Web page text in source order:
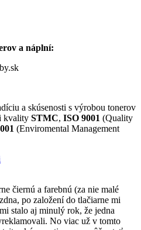
a náplní:
a skúsenosti s výrobou tonerov
kvality STMC, ISO 9001 (Quality
(Enviromental Management
čiernú a farebnú (za nie malé
po založení do tlačiarne mi
stalo aj minulý rok, že jedna
No viac už v tomto